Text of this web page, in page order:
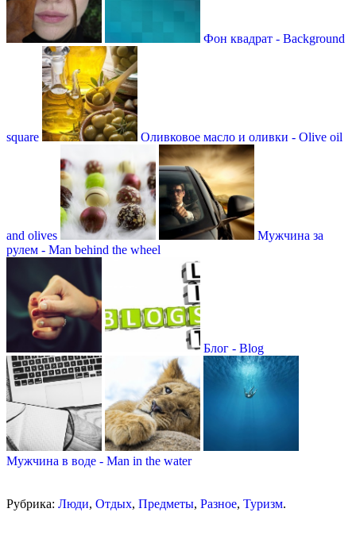
Фон квадрат - Background
square Оливковое масло и оливки - Olive oil
and olives
Мужчина за
рулем - Man behind the wheel
Блог - Blog
Мужчина в воде - Man in the water
Рубрика: Люди, Отдых, Предметы, Разное, Туризм.